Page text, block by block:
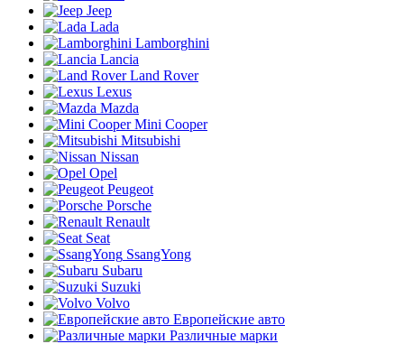
Jeep
Lada
Lamborghini
Lancia
Land Rover
Lexus
Mazda
Mini Cooper
Mitsubishi
Nissan
Opel
Peugeot
Porsche
Renault
Seat
SsangYong
Subaru
Suzuki
Volvo
Европейские авто
Различные марки